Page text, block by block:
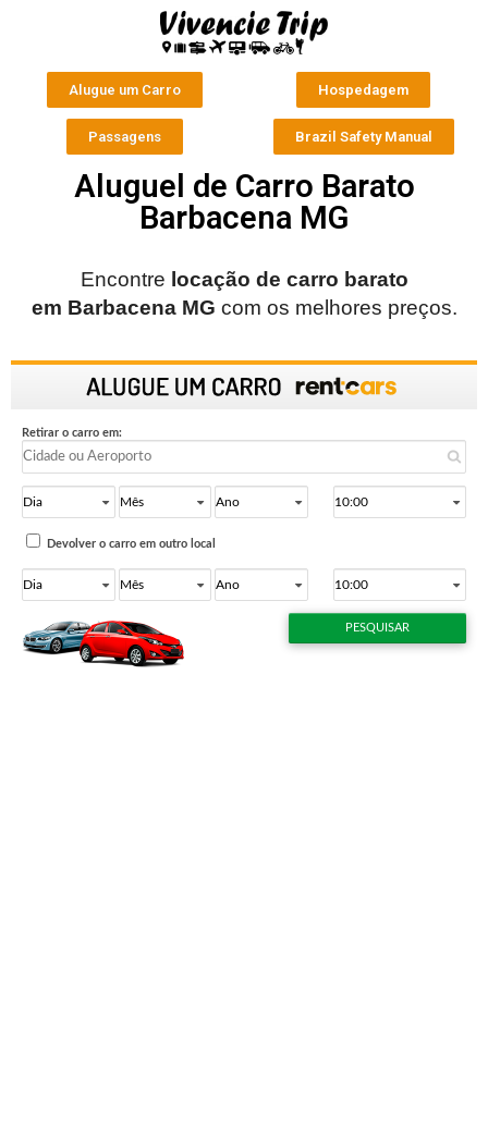
Alugue um Carro Hospedagem
Passagens Brazil Safety Manual
Aluguel de Carro Barato
Barbacena MG
Encontre locação de carro barato
em Barbacena MG com os melhores preços.